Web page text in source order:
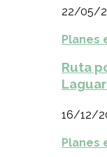
22/05/
Planes
Ruta
16/12/
Planes